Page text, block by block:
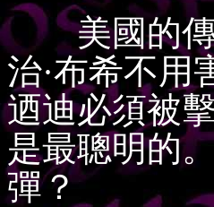
美國的傳統
治·布希不用
迺迪必須被
是最聰明的
彈？